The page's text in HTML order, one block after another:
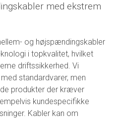
med ­ekstrem
og højspændingskabler
i topkvalitet, hvilket
driftssikkerhed. Vi
standardvarer, men
produkter der kræver
kundespecifikke
Kabler kan om